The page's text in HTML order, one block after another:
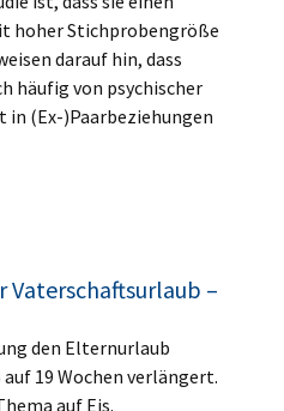
hoher Stichprobengröße
darauf hin, dass
häufig von psychischer
in (Ex-)Paarbeziehungen
Vaterschaftsurlaub –
den Elternurlaub
19 Wochen verlängert.
auf Eis.